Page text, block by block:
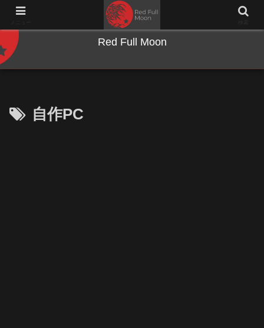
NWとキーボードのジャンク沼に沈む夜
Red Full Moon
自作PC